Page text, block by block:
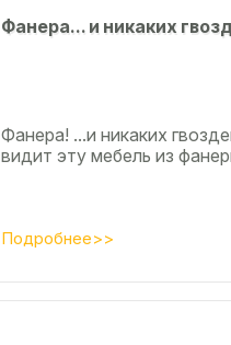
Фанерa... и никaкиx
Фанера! ...и никаких
видит эту мебель из
Подробнее>>